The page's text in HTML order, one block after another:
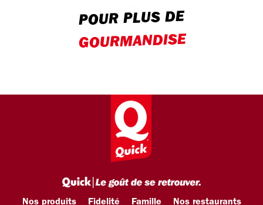
POUR PLUS DE
GOURMANDISE
Nos produits Fidelité Famille Nos restaurants